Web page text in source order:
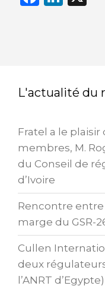
o
k
n
L'actualité du
Fratel a le plaisir
membres, M.
du Conseil de
d’Ivoire
Rencontre
marge du GSR-
Cullen
deux
l’ANRT